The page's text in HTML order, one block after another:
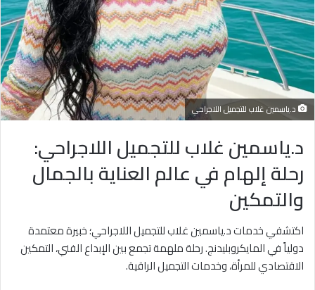
د.ياسمين غلاب للتجميل اللاجراحي
د.ياسمين غلاب للتجميل اللاجراحي:
رحلة إلهام في عالم العناية بالجمال
والتمكين
اكتشفي خدمات د.ياسمين غلاب للتجميل اللاجراحي؛ خبيرة معتمدة
دولياً في المايكروبليدنج. رحلة ملهمة تجمع بين الإبداع الفني، التمكين
الاقتصادي للمرأة، وخدمات التجميل الراقية.